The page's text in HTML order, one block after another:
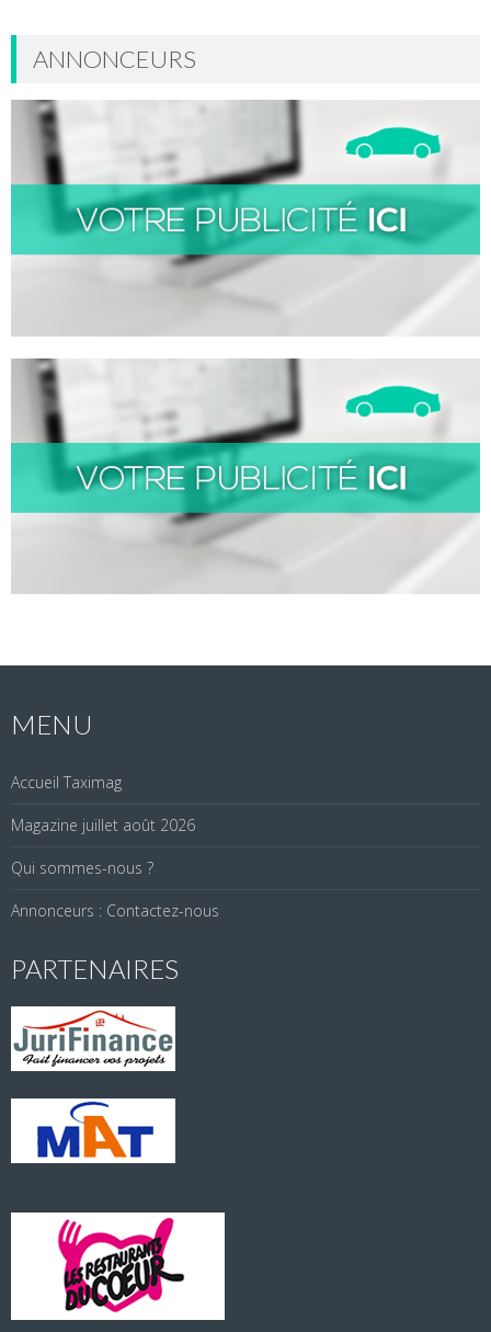
ANNONCEURS
MENU
Accueil Taximag
Magazine juillet août 2026
Qui sommes-nous ?
Annonceurs : Contactez-nous
PARTENAIRES